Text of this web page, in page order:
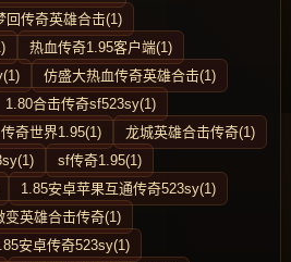
回传奇英雄合击(1)
热血传奇1.95客户端(1)
仿盛大热血传奇英雄合击(1)
1.80合击传奇sf523sy(1)
传奇世界1.95(1)
龙城英雄合击传奇(1)
sf传奇1.95(1)
1.85安卓苹果互通传奇523sy(1)
变英雄合击传奇(1)
安卓传奇523sy(1)